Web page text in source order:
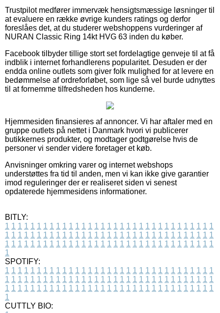
Trustpilot medfører immervæk hensigtsmæssige løsninger til
at evaluere en række øvrige kunders ratings og derfor
foreslåes det, at du studerer webshoppens vurderinger af
NURAN Classic Ring 14kt HVG 63 inden du køber.
Facebook tilbyder tillige stort set fordelagtige genveje til at få
indblik i internet forhandlerens popularitet. Desuden er der
endda online outlets som giver folk mulighed for at levere en
bedømmelse af ordreforløbet, som lige så vel burde udnyttes
til at fornemme tilfredsheden hos kunderne.
Hjemmesiden finansieres af annoncer. Vi har aftaler med en
gruppe outlets på nettet i Danmark hvori vi publicerer
butikkernes produkter, og modtager godtgørelse hvis de
personer vi sender videre foretager et køb.
Anvisninger omkring varer og internet webshops
understøttes fra tid til anden, men vi kan ikke give garantier
imod reguleringer der er realiseret siden vi senest
opdaterede hjemmesidens informationer.
BITLY:
1 1 1 1 1 1 1 1 1 1 1 1 1 1 1 1 1 1 1 1 1 1 1 1 1 1 1 1 1 1 1 1 1
1 1 1 1 1 1 1 1 1 1 1 1 1 1 1 1 1 1 1 1 1 1 1 1 1 1 1 1 1 1 1 1 1
1 1 1 1 1 1 1 1 1 1 1 1 1 1 1 1 1 1 1 1 1 1 1 1 1 1 1 1 1 1 1 1 1
1
SPOTIFY:
1 1 1 1 1 1 1 1 1 1 1 1 1 1 1 1 1 1 1 1 1 1 1 1 1 1 1 1 1 1 1 1 1
1 1 1 1 1 1 1 1 1 1 1 1 1 1 1 1 1 1 1 1 1 1 1 1 1 1 1 1 1 1 1 1 1
1 1 1 1 1 1 1 1 1 1 1 1 1 1 1 1 1 1 1 1 1 1 1 1 1 1 1 1 1 1 1 1 1
1
CUTTLY BIO: